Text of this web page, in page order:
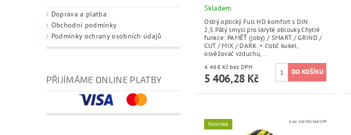
Doprava a platba
Obchodní podmínky
Podmínky ochrany osobních údajů
PŘIJÍMÁME ONLINE PLATBY
Skladem
Ostrý optický Full HD komfort s DIN
2,5.Pátý smysl pro skryté oblouky.Chytré
funkce: PAMĚŤ (joby) / SMART / GRIND /
CUT / MIX / DARK. + čistič kukel,
osvěžovač vzduchu,...
4 468 Kč bez DPH
5 406,28 Kč
Novinka Kód: KWX825ARCPP